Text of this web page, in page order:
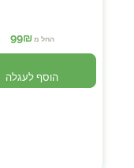
החל מ 99₪
הוסף לעגלה